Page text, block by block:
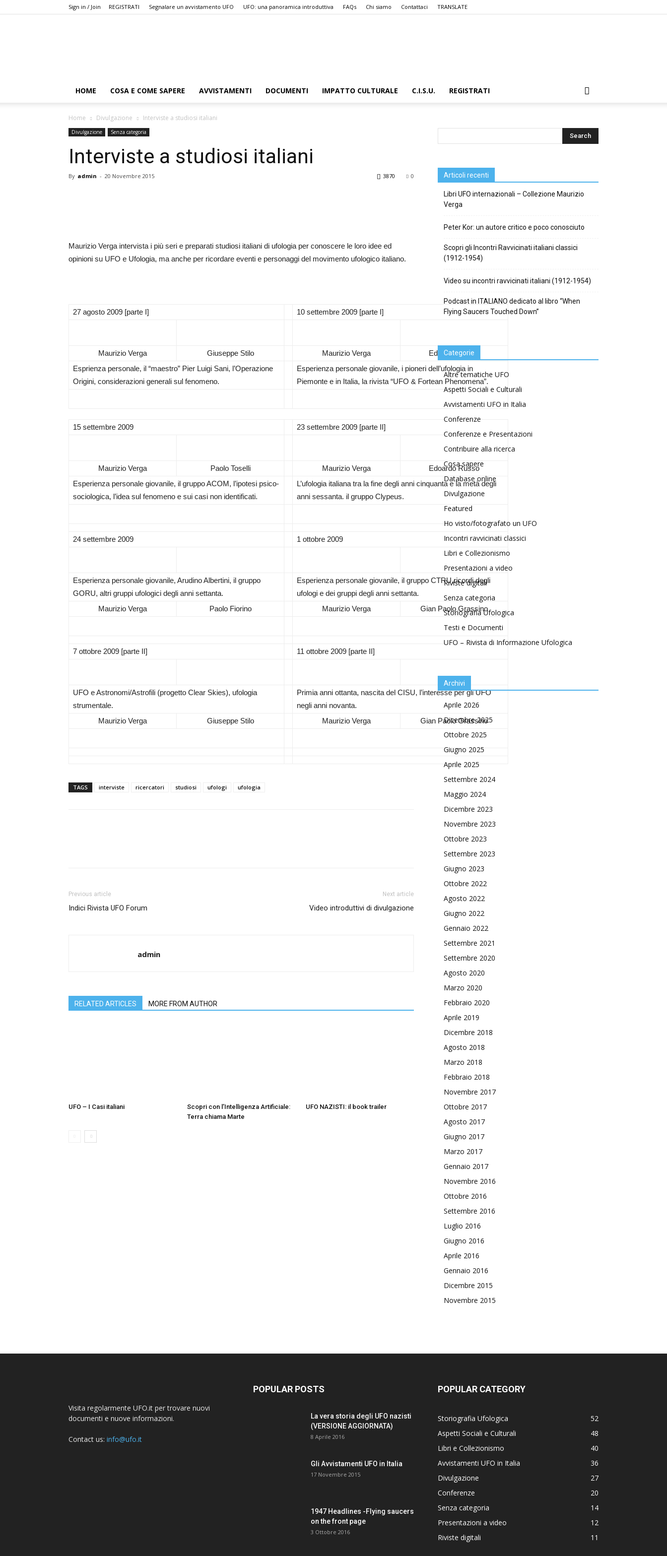
Sign in / Join REGISTRATI Segnalare un avvistamento UFO UFO: una panoramica introduttiva FAQs Chi siamo Contattaci TRANSLATE
HOME COSA E COME SAPERE AVVISTAMENTI DOCUMENTI IMPATTO CULTURALE C.I.S.U. REGISTRATI
Home Divulgazione Interviste a studiosi italiani
Divulgazione Senza categoria
Interviste a studiosi italiani
By admin - 20 Novembre 2015 0
3870
Maurizio Verga intervista i più seri e preparati studiosi italiani di ufologia per conoscere le loro idee ed
opinioni su UFO e Ufologia, ma anche per ricordare eventi e personaggi del movimento ufologico italiano.
27 agosto 2009 [parte I] 10 settembre 2009 [parte I]
Maurizio Verga Giuseppe Stilo Maurizio Verga
Edoardo Russo
Esprienza personale, il “maestro” Pier Luigi Sani, l’Operazione
Origini, considerazioni generali sul fenomeno.
Esperienza personale giovanile, i pioneri dell’ufologia in
Piemonte e in Italia, la rivista “UFO & Fortean Phenomena”.
15 settembre 2009 23 settembre 2009 [parte II]
Maurizio Verga Paolo Toselli Maurizio Verga
Edoardo Russo
Esperienza personale giovanile, il gruppo ACOM, l’ipotesi psico-
sociologica, l’idea sul fenomeno e sui casi non identificati.
L’ufologia italiana tra la fine degli anni cinquanta e la metà degli
anni sessanta. il gruppo Clypeus.
24 settembre 2009 1 ottobre 2009
Esperienza personale giovanile, Arudino Albertini, il gruppo
GORU, altri gruppi ufologici degli anni settanta.
Esperienza personale giovanile, il gruppo CTRU,ricordi degli
ufologi e dei gruppi degli anni settanta.
Maurizio Verga
Paolo Fiorino Maurizio Verga Gian Paolo Grassino
7 ottobre 2009 [parte II] 11 ottobre 2009 [parte II]
UFO e Astronomi/Astrofili (progetto Clear Skies), ufologia
strumentale.
Primia anni ottanta, nascita del CISU, l’interesse per gli UFO
negli anni novanta.
Maurizio Verga
Giuseppe Stilo Maurizio Verga Gian Paolo Grassino
TAGS interviste ricercatori studiosi ufologi ufologia
Previous article
Indici Rivista UFO Forum
Next article
Video introduttivi di divulgazione
admin
RELATED ARTICLES MORE FROM AUTHOR
UFO – I Casi italiani
Scopri con l’Intelligenza Artificiale:
Terra chiama Marte
UFO NAZISTI: il book trailer
Articoli recenti
Libri UFO internazionali – Collezione Maurizio
Verga
Peter Kor: un autore critico e poco conosciuto
Scopri gli Incontri Ravvicinati italiani classici
(1912-1954)
Video su incontri ravvicinati italiani (1912-1954)
Podcast in ITALIANO dedicato al libro “When
Flying Saucers Touched Down”
Categorie
Altre tematiche UFO
Aspetti Sociali e Culturali
Avvistamenti UFO in Italia
Conferenze
Conferenze e Presentazioni
Contribuire alla ricerca
Cosa sapere
Database online
Divulgazione
Featured
Ho visto/fotografato un UFO
Incontri ravvicinati classici
Libri e Collezionismo
Presentazioni a video
Riviste digitali
Senza categoria
Storiografia Ufologica
Testi e Documenti
UFO – Rivista di Informazione Ufologica
Archivi
Aprile 2026
Dicembre 2025
Ottobre 2025
Giugno 2025
Aprile 2025
Settembre 2024
Maggio 2024
Dicembre 2023
Novembre 2023
Ottobre 2023
Settembre 2023
Giugno 2023
Ottobre 2022
Agosto 2022
Giugno 2022
Gennaio 2022
Settembre 2021
Settembre 2020
Agosto 2020
Marzo 2020
Febbraio 2020
Aprile 2019
Dicembre 2018
Agosto 2018
Marzo 2018
Febbraio 2018
Novembre 2017
Ottobre 2017
Agosto 2017
Giugno 2017
Marzo 2017
Gennaio 2017
Novembre 2016
Ottobre 2016
Settembre 2016
Luglio 2016
Giugno 2016
Aprile 2016
Gennaio 2016
Dicembre 2015
Novembre 2015
Visita regolarmente UFO.it per trovare nuovi
documenti e nuove informazioni.
Contact us: info@ufo.it
POPULAR POSTS
La vera storia degli UFO nazisti
(VERSIONE AGGIORNATA)
8 Aprile 2016
Gli Avvistamenti UFO in Italia
17 Novembre 2015
1947 Headlines -Flying saucers
on the front page
3 Ottobre 2016
POPULAR CATEGORY
Storiografia Ufologica
52
Aspetti Sociali e Culturali
48
Libri e Collezionismo
40
Avvistamenti UFO in Italia
36
Divulgazione
27
Conferenze
20
Senza categoria
14
Presentazioni a video
12
Riviste digitali
11